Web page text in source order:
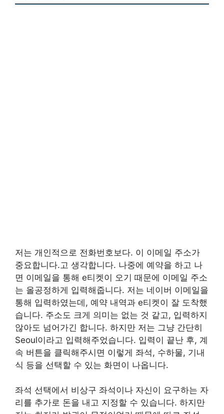
저는 개인적으로 전화번호보다. 이 이메일 주소가
중요합니다.고 생각합니다. 나중에 예약을 하고 나
면 이메일을 통해 e티켓이 오기 때문에 이메일 주소
는 올공정하게 입력해줍니다. 저는 네이버 이메일을
통해 입력하였는데, 예약 내역과 e티켓이 잘 도착했
습니다. 주소도 크게 의미는 없는 것 같고, 입력하지
않아도 넘어가긴 합니다. 하지만 저는 그냥 간단히
Seoul이라고 입력해주었습니다. 입력이 끝난 후, 계
속 버튼을 클릭해주시면 이렇게 좌석, 수하물, 기내
식 등을 선택할 수 있는 화면이 나옵니다.
좌석 선택에서 비상구 좌석이나 자신이 요구하는 자
리를 추가로 돈을 내고 지정할 수 있습니다. 하지만